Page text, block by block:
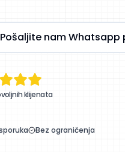
Pošaljite nam Whatsapp
klijenata
Bez ograničenja